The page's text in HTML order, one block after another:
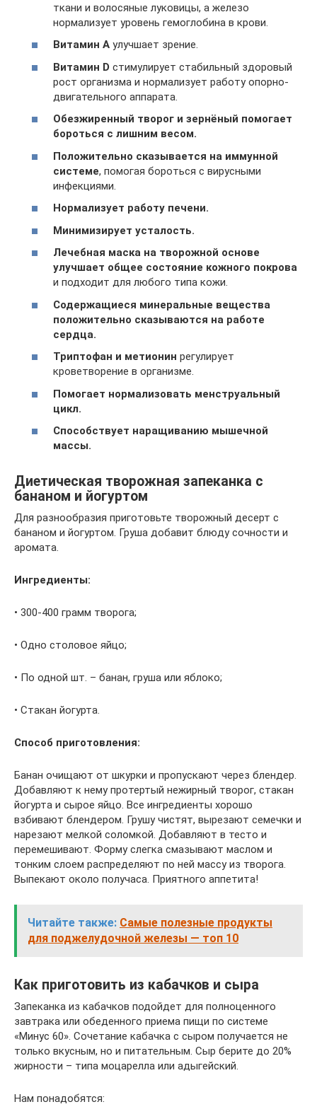
ткани и волосяные луковицы, а железо
нормализует уровень гемоглобина в крови.
Витамин А улучшает зрение.
Витамин D стимулирует стабильный здоровый
рост организма и нормализует работу опорно-
двигательного аппарата.
Обезжиренный творог и зернёный помогает
бороться с лишним весом.
Положительно сказывается на иммунной
системе, помогая бороться с вирусными
инфекциями.
Нормализует работу печени.
Минимизирует усталость.
Лечебная маска на творожной основе
улучшает общее состояние кожного покрова
и подходит для любого типа кожи.
Содержащиеся минеральные вещества
положительно сказываются на работе
сердца.
Триптофан и метионин регулирует
кроветворение в организме.
Помогает нормализовать менструальный
цикл.
Способствует наращиванию мышечной
массы.
Диетическая творожная запеканка с
бананом и йогуртом
Для разнообразия приготовьте творожный десерт с
бананом и йогуртом. Груша добавит блюду сочности и
аромата.
Ингредиенты:
• 300-400 грамм творога;
• Одно столовое яйцо;
• По одной шт. – банан, груша или яблоко;
• Стакан йогурта.
Способ приготовления:
Банан очищают от шкурки и пропускают через блендер.
Добавляют к нему протертый нежирный творог, стакан
йогурта и сырое яйцо. Все ингредиенты хорошо
взбивают блендером. Грушу чистят, вырезают семечки и
нарезают мелкой соломкой. Добавляют в тесто и
перемешивают. Форму слегка смазывают маслом и
тонким слоем распределяют по ней массу из творога.
Выпекают около получаса. Приятного аппетита!
Читайте также: Самые полезные продукты
для поджелудочной железы — топ 10
Как приготовить из кабачков и сыра
Запеканка из кабачков подойдет для полноценного
завтрака или обеденного приема пищи по системе
«Минус 60». Сочетание кабачка с сыром получается не
только вкусным, но и питательным. Сыр берите до 20%
жирности – типа моцарелла или адыгейский.
Нам понадобятся: